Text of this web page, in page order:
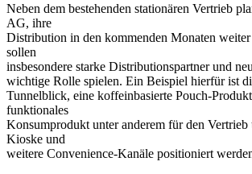
Neben dem bestehenden stationären Vertrieb
AG, ihre
Distribution in den kommenden Monaten weiter
sollen
insbesondere starke Distributionspartner und
wichtige Rolle spielen. Ein Beispiel hierfür ist
Tunnelblick, eine koffeinbasierte Pouch-
funktionales
Konsumprodukt unter anderem für den Vertrieb
Kioske und
weitere Convenience-Kanäle positioniert